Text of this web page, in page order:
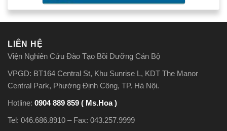
LIÊN HỆ
Viện Nghiên Cứu Đào Tạo Bồi Dưỡng Cán Bộ
VPGD: BT164 Central St, Khu Sunrise L, KDT The Manor
Central Park, Phường Định Công, TP. Hà Nội.
Hotline: 0904 889 859 ( Ms.Hoa )
Tel: 046.686.8910 – Fax: 043.257.9999